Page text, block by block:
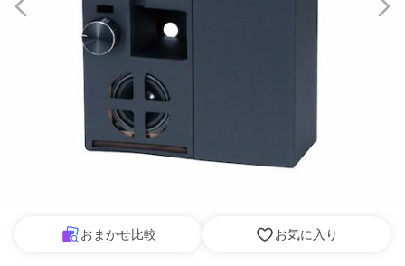
おまかせ比較 お気に入り